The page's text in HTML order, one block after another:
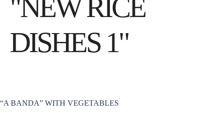
"NEW RICE
DISHES 1"
“A BANDA” WITH VEGETABLES